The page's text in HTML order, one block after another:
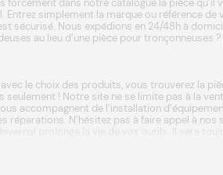
forcément dans notre catalogue la pièce
simplement la marque ou référence
sécurisé. Nous expédions en 24/48h à
au lieu d’une pièce pour
le choix des produits, vous trouverez la
seulement ! Notre site ne se limite pas à la
accompagnent de l’installation
réparations. N’hésitez pas à faire appel à
hivernal prolonge la vie de vos outils. Il sera
d’utilisation sur les appareils ou sur les